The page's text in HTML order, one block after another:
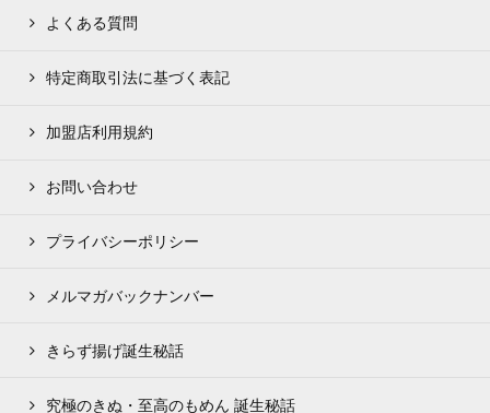
よくある質問
特定商取引法に基づく表記
加盟店利用規約
お問い合わせ
プライバシーポリシー
メルマガバックナンバー
きらず揚げ誕生秘話
究極のきぬ・至高のもめん 誕生秘話